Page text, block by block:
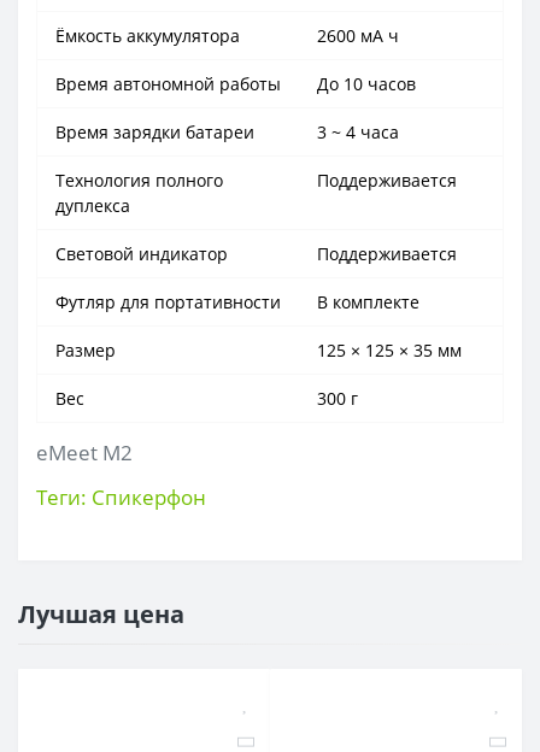
eMeet M2
Ёмкость аккумулятора 2600 мА ч
Время автономной работы До 10 часов
Время зарядки батареи 3 ~ 4 часа
Технология полного
дуплекса
Поддерживается
Световой индикатор Поддерживается
Футляр для портативности В комплекте
Размер 125 × 125 × 35 мм
Вес 300 г
Теги: Спикерфон
Лучшая цена